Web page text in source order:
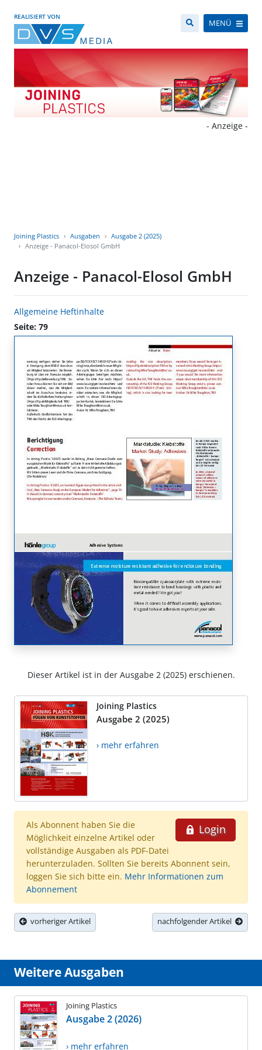
REALISIERT VON
MENÜ
- Anzeige -
Joining Plastics Ausgaben
Ausgabe 2 (2025)
Anzeige - Panacol-Elosol GmbH
Anzeige - Panacol-Elosol GmbH
Allgemeine Heftinhalte
Seite: 79
Dieser Artikel ist in der Ausgabe 2 (2025) erschienen.
Joining Plastics
Ausgabe 2 (2025)
› mehr erfahren
Login
Als Abonnent haben Sie die
Möglichkeit einzelne Artikel oder
vollständige Ausgaben als PDF-Datei
herunterzuladen. Sollten Sie bereits Abonnent sein,
loggen Sie sich bitte ein. Mehr Informationen zum
Abonnement
vorheriger Artikel nachfolgender Artikel
Weitere Ausgaben
Joining Plastics
Ausgabe 2 (2026)
› mehr erfahren